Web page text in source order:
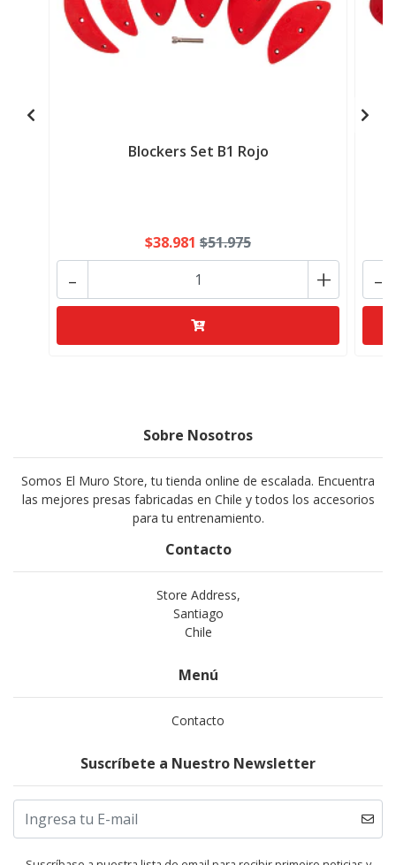
Blockers Set B1 Rojo
$38.981 $51.975
+
- -
Sobre Nosotros
Somos El Muro Store, tu tienda online de escalada. Encuentra
las mejores presas fabricadas en Chile y todos los accesorios
para tu entrenamiento.
Contacto
Store Address,
Santiago
Chile
Menú
Contacto
Suscríbete a Nuestro Newsletter